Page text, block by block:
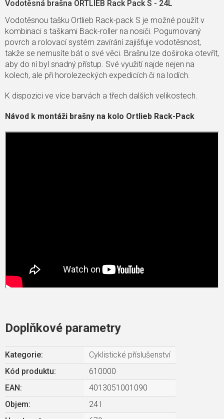
Vodotěsná brašna ORTLIEB Rack Pack S - 24L
Vodotěsnou tašku Ortlieb Rack-pack S je možné použít v
kombinaci s taškami Back-roller na nosiči. Pogumovaný
povrch a rolovací systém zavírání zajišťuje vodotěsnost,
takže se nemusíte bát o své věci. Brašnu lze doširoka otevřít,
aby do ní byl snadný přístup. Své využití najde nejen na
kolech, ale při horolezeckých expedicích či na lodích.
K dispozici ve více barvách a třech dalších velikostech.
Návod k montáži brašny na kolo Ortlieb Rack-Pack
Doplňkové parametry
Kategorie:
Cyklistické příslušenství
Kód produktu:
610000
EAN:
4013051001090
Objem:
24 l